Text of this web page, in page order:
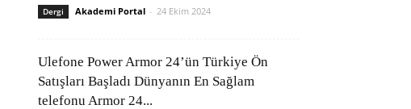
Dergi Akademi Portal - 24 Ekim 2024
Ulefone Power Armor 24’ün Türkiye Ön
Satışları Başladı Dünyanın En Sağlam
telefonu Armor 24...